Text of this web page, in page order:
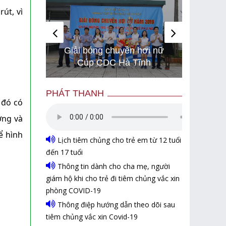
vì
có
và
hình
Hình ảnh những chú chó
gây bão mạng với tài lướt
sóng như “dân chơi”
PHÁT THANH
Lịch tiêm chủng cho trẻ em từ 12 tuổi
đến 17 tuổi
Thông tin dành cho cha mẹ, người
giám hộ khi cho trẻ đi tiêm chủng vắc xin
phòng COVID-19
Thông điệp hướng dẫn theo dõi sau
tiêm chủng vắc xin Covid-19